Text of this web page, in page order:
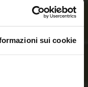
sui cookie